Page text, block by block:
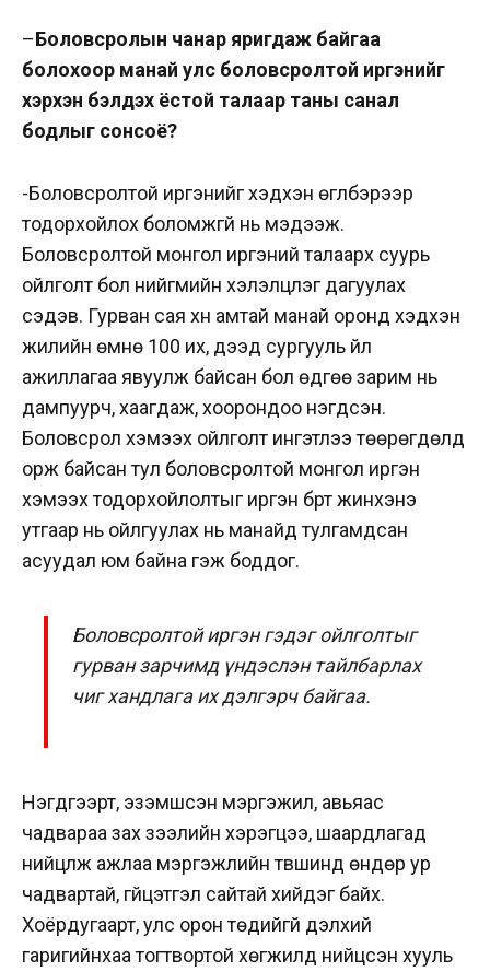
–Боловсролын чанар яригдаж байгаа
болохоор манай улс боловсролтой иргэнийг
хэрхэн бэлдэх ёстой талаар таны санал
бодлыг сонсоё?
-Боловсролтой иргэнийг хэдхэн өгүүлбэрээр
тодорхойлох боломжгүй нь мэдээж.
Боловсролтой монгол иргэний талаарх суурь
ойлголт бол нийгмийн хэлэлцүүлэг дагуулах
сэдэв. Гурван сая хүн амтай манай оронд хэдхэн
жилийн өмнө 100 их, дээд сургууль үйл
ажиллагаа явуулж байсан бол өдгөө зарим нь
дампуурч, хаагдаж, хоорондоо нэгдсэн.
Боловсрол хэмээх ойлголт ингэтлээ төөрөгдөлд
орж байсан тул боловсролтой монгол иргэн
хэмээх тодорхойлолтыг иргэн бүрт жинхэнэ
утгаар нь ойлгуулах нь манайд тулгамдсан
асуудал юм байна гэж боддог.
Боловсролтой иргэн гэдэг ойлголтыг
гурван зарчимд үндэслэн тайлбарлах
чиг хандлага их дэлгэрч байгаа.
Нэгдүгээрт, эзэмшсэн мэргэжил, авьяас
чадвараа зах зээлийн хэрэгцээ, шаардлагад
нийцүүлж ажлаа мэргэжлийн түвшинд өндөр ур
чадвартай, гүйцэтгэл сайтай хийдэг байх.
Хоёрдугаарт, улс орон төдийгүй дэлхий
гаригийнхаа тогтвортой хөгжилд нийцсэн хууль